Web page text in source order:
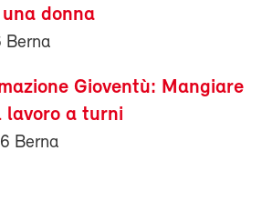
donna
Berna
Gioventù: Mangiare
lavoro a turni
Berna